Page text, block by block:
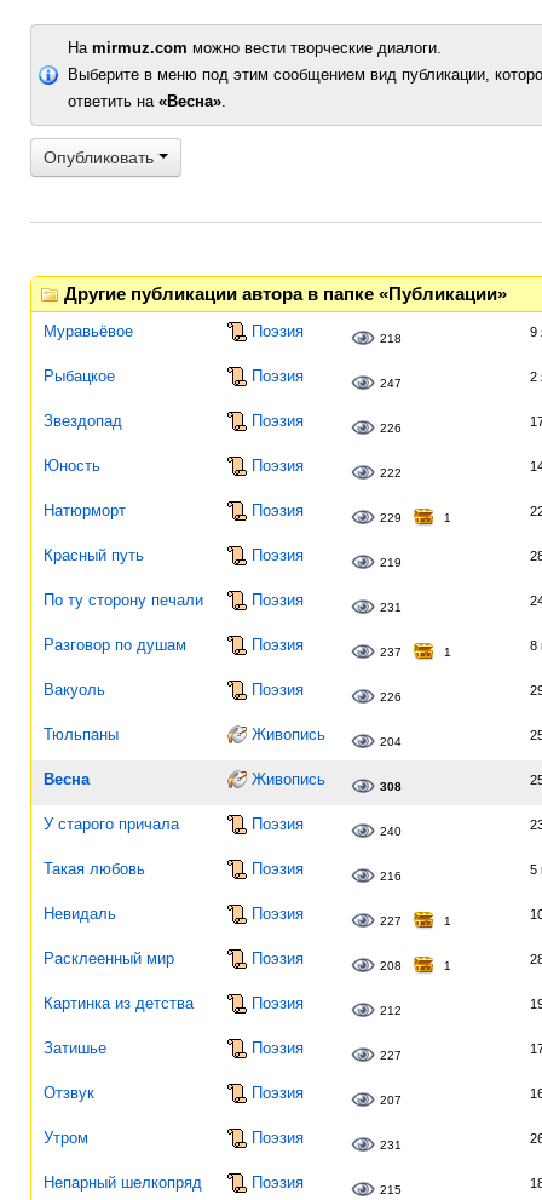
На mirmuz.com можно вести творческие диалоги.
Выберите в меню под этим сообщением вид публикации,
ответить на «Весна».
Опубликовать
Другие публикации автора в папке «Публикации»
Муравьёвое Поэзия 218 9
Рыбацкое Поэзия 247 2
Звездопад Поэзия 226
Юность Поэзия 222
Натюрморт Поэзия 229 1
Красный путь Поэзия 219
По ту сторону печали Поэзия 231
Разговор по душам Поэзия 237 1 8
Вакуоль Поэзия 226
Тюльпаны Живопись 204
Весна Живопись 308
У старого причала Поэзия 240
Такая любовь Поэзия 216 5
Невидаль Поэзия 227 1
Расклеенный мир Поэзия 208 1
Картинка из детства Поэзия 212
Затишье Поэзия 227
Отзвук Поэзия 207
Утром Поэзия 231
Непарный шелкопряд Поэзия 215